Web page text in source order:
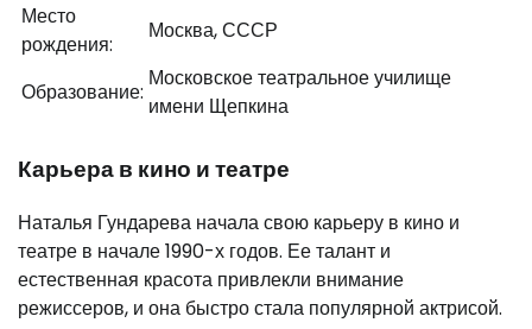
Место
рождения:
Москва, СССР
Образование:
Московское театральное училище
имени Щепкина
Карьера в кино и театре
Наталья Гундарева начала свою карьеру в кино и
театре в начале 1990-х годов. Ее талант и
естественная красота привлекли внимание
режиссеров, и она быстро стала популярной актрисой.